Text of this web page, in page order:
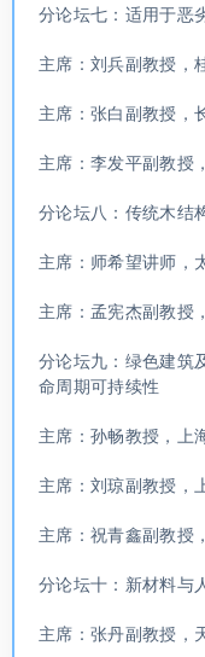
分论坛七：适用于恶
主席：刘兵副教授，
主席：张白副教授，
主席：李发平副教授
分论坛八：传统木结
主席：师希望讲师，
主席：孟宪杰副教授
分论坛九：绿色建筑
命周期可持续性
主席：孙畅教授，上
主席：刘琼副教授，
主席：祝青鑫副教授
分论坛十：新材料与
主席：张丹副教授，